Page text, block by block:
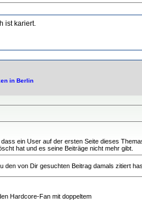
ist kariert.
in Berlin
ein User auf der ersten Seite dieses
hat und es seine Beiträge nicht mehr gibt.
den von Dir gesuchten Beitrag damals zitiert
Hardcore-Fan mit doppeltem